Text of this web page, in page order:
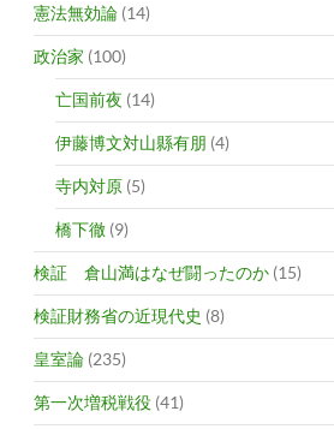
憲法無効論 (14)
政治家 (100)
亡国前夜 (14)
伊藤博文対山縣有朋 (4)
寺内対原 (5)
橋下徹 (9)
検証 倉山満はなぜ闘ったのか (15)
検証財務省の近現代史 (8)
皇室論 (235)
第一次増税戦役 (41)